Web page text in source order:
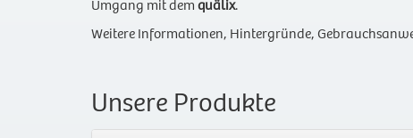
Umgang mit dem quälix.
Weitere Informationen, Hintergründe,
Unsere Produkte